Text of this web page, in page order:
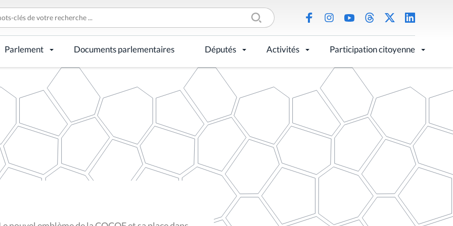
Parlement Documents parlementaires Députés Activités Participation citoyenne